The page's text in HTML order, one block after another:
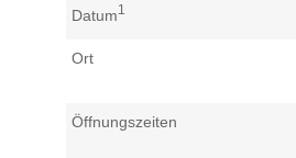
Datum1
Ort
Öffnungszeiten